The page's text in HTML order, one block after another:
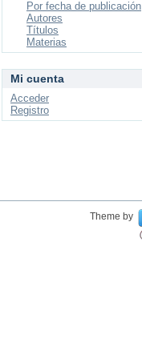
Por fecha de publicación
Autores
Títulos
Materias
Mi cuenta
Acceder
Registro
Theme by